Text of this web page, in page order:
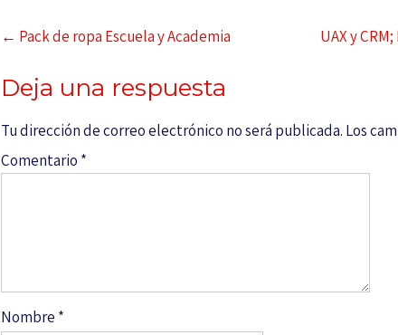
← Pack de ropa Escuela y Academia UAX y
Deja una respuesta
Tu dirección de correo electrónico no será publicada. Los
Comentario *
Nombre *